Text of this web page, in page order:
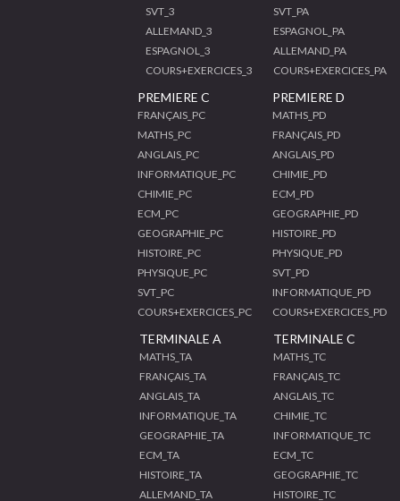
SVT_3
ALLEMAND_3
ESPAGNOL_3
COURS+EXERCICES_3
SVT_PA
ESPAGNOL_PA
ALLEMAND_PA
COURS+EXERCICES_PA
PREMIERE C
FRANÇAIS_PC
MATHS_PC
ANGLAIS_PC
INFORMATIQUE_PC
CHIMIE_PC
ECM_PC
GEOGRAPHIE_PC
HISTOIRE_PC
PHYSIQUE_PC
SVT_PC
COURS+EXERCICES_PC
PREMIERE D
MATHS_PD
FRANÇAIS_PD
ANGLAIS_PD
CHIMIE_PD
ECM_PD
GEOGRAPHIE_PD
HISTOIRE_PD
PHYSIQUE_PD
SVT_PD
INFORMATIQUE_PD
COURS+EXERCICES_PD
TERMINALE A
MATHS_TA
FRANÇAIS_TA
ANGLAIS_TA
INFORMATIQUE_TA
GEOGRAPHIE_TA
ECM_TA
HISTOIRE_TA
ALLEMAND_TA
TERMINALE C
MATHS_TC
FRANÇAIS_TC
ANGLAIS_TC
CHIMIE_TC
INFORMATIQUE_TC
ECM_TC
GEOGRAPHIE_TC
HISTOIRE_TC